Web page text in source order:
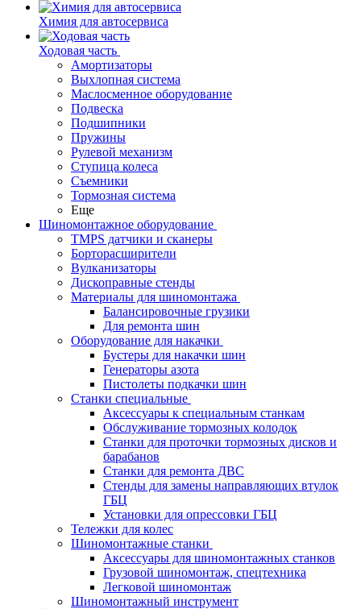
Химия для автосервиса
Ходовая часть
Амортизаторы
Выхлопная система
Маслосменное оборудование
Подвеска
Подшипники
Пружины
Рулевой механизм
Ступица колеса
Съемники
Тормозная система
Еще
Шиномонтажное оборудование
TMPS датчики и сканеры
Борторасширители
Вулканизаторы
Дископравные стенды
Материалы для шиномонтажа
Балансировочные грузики
Для ремонта шин
Оборудование для накачки
Бустеры для накачки шин
Генераторы азота
Пистолеты подкачки шин
Станки специальные
Аксессуары к специальным станкам
Обслуживание тормозных колодок
Станки для проточки тормозных дисков и
барабанов
Станки для ремонта ДВС
Стенды для замены направляющих втулок
ГБЦ
Установки для опрессовки ГБЦ
Тележки для колес
Шиномонтажные станки
Аксессуары для шиномонтажных станков
Грузовой шиномонтаж, спецтехника
Легковой шиномонтаж
Шиномонтажный инструмент